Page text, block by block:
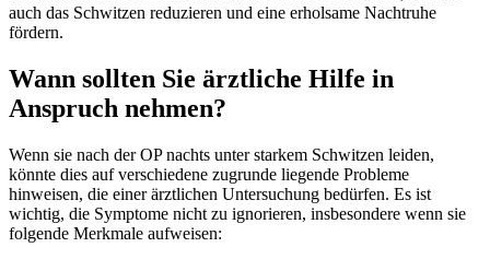
auch das Schwitzen reduzieren und eine erholsame Nachtruhe
fördern.
Wann sollten Sie ärztliche Hilfe in
Anspruch nehmen?
Wenn sie nach der OP nachts‍ unter ‍starkem Schwitzen leiden,
⁣könnte dies auf verschiedene zugrunde liegende Probleme‌
hinweisen, die einer ärztlichen Untersuchung bedürfen. Es⁣ ist
wichtig, die Symptome nicht zu ‌ignorieren, insbesondere wenn sie
folgende Merkmale aufweisen: